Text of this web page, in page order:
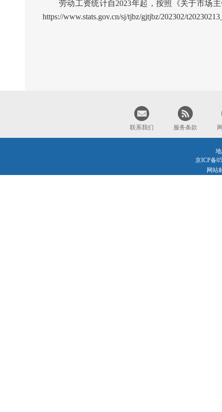
劳动工资统计自2023年起，按照《关于市场
https://www.stats.gov.cn/sj/tjbz/gjtjbz/202302/